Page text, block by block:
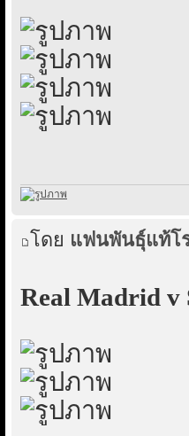
โดย แฟนพันธุ์แท้โ
Real Madrid v